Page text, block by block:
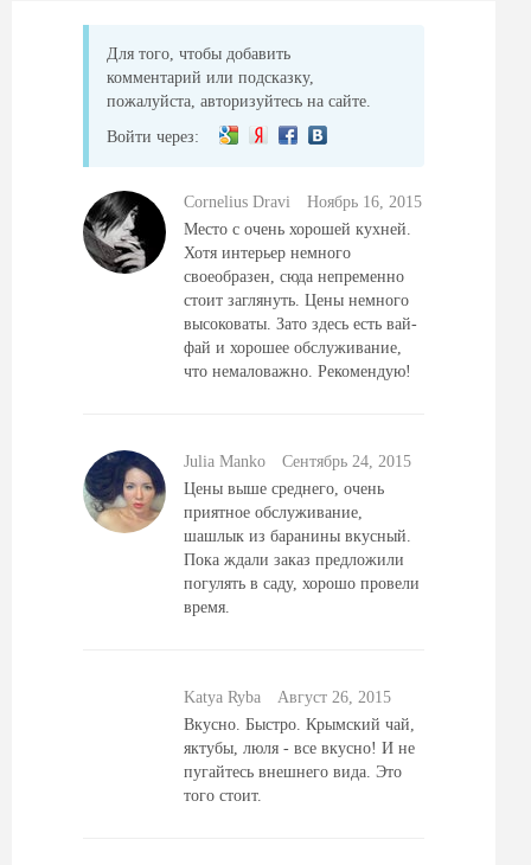
Для того, чтобы добавить
комментарий или подсказку,
пожалуйста, авторизуйтесь на сайте.
Войти через:
Cornelius Dravi
Ноябрь 16, 2015
Место с очень хорошей кухней.
Хотя интерьер немного
своеобразен, сюда непременно
стоит заглянуть. Цены немного
высоковаты. Зато здесь есть вай-
фай и хорошее обслуживание,
что немаловажно. Рекомендую!
Julia Manko
Сентябрь 24, 2015
Цены выше среднего, очень
приятное обслуживание,
шашлык из баранины вкусный.
Пока ждали заказ предложили
погулять в саду, хорошо провели
время.
Katya Ryba
Август 26, 2015
Вкусно. Быстро. Крымский чай,
яктубы, люля - все вкусно! И не
пугайтесь внешнего вида. Это
того стоит.